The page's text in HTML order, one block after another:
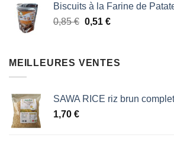
était :
0,85 €.
est :
0,51 €.
Biscuits à la Farine de
0,85€ Le
était :
0,51 €Le
est :
MEILLEURES VENTES
SAWA RICE riz brun
1,70 €